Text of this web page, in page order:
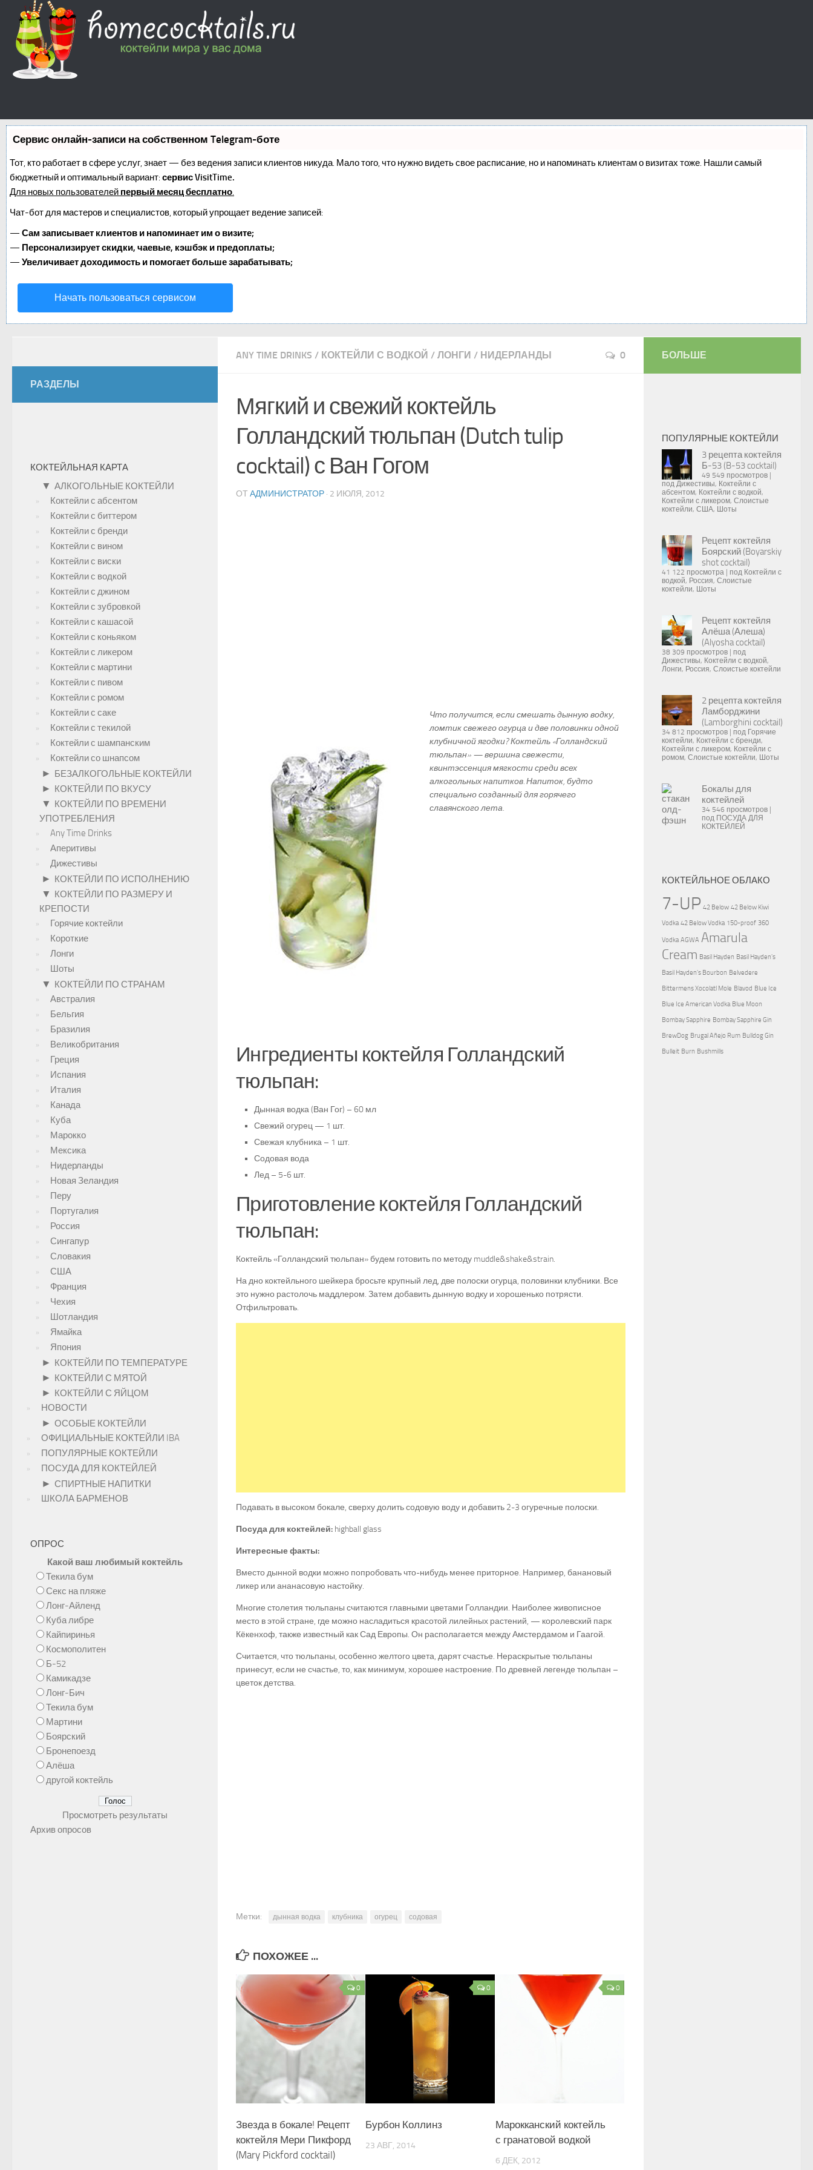
Сервис онлайн-записи на собственном Telegram-боте
Тот, кто работает в сфере услуг, знает — без ведения записи клиентов никуда. Мало того, что нужно видеть свое расписание, но и напоминать клиентам о визитах тоже. Нашли самый
бюджетный и оптимальный вариант: сервис VisitTime.
Для новых пользователей первый месяц бесплатно.
Чат-бот для мастеров и специалистов, который упрощает ведение записей:
— Сам записывает клиентов и напоминает им о визите;
— Персонализирует скидки, чаевые, кэшбэк и предоплаты;
— Увеличивает доходимость и помогает больше зарабатывать;
Начать пользоваться сервисом
ANY TIME DRINKS / КОКТЕЙЛИ С ВОДКОЙ / ЛОНГИ / НИДЕРЛАНДЫ 0
Мягкий и свежий коктейль
Голландский тюльпан (Dutch tulip
cocktail) с Ван Гогом
ОТ АДМИНИСТРАТОР · 2 ИЮЛЯ, 2012
Что получится, если смешать дынную водку,
ломтик свежего огурца и две половинки одной
клубничной ягодки? Коктейль «Голландский
тюльпан» — вершина свежести,
квинтэссенция мягкости среди всех
алкогольных напитков. Напиток, будто
специально созданный для горячего
славянского лета.
Ингредиенты коктейля Голландский
тюльпан:
Дынная водка (Ван Гог) – 60 мл
Свежий огурец — 1 шт.
Свежая клубника – 1 шт.
Содовая вода
Лед – 5-6 шт.
Приготовление коктейля Голландский
тюльпан:
Коктейль «Голландский тюльпан» будем готовить по методу muddle&shake&strain.
На дно коктейльного шейкера бросьте крупный лед, две полоски огурца, половинки клубники. Все
это нужно растолочь маддлером. Затем добавить дынную водку и хорошенько потрясти.
Отфильтровать.
Подавать в высоком бокале, сверху долить содовую воду и добавить 2-3 огуречные полоски.
Посуда для коктейлей: highball glass
Интересные факты:
Вместо дынной водки можно попробовать что-нибудь менее приторное. Например, банановый
ликер или ананасовую настойку.
Многие столетия тюльпаны считаются главными цветами Голландии. Наиболее живописное
место в этой стране, где можно насладиться красотой лилейных растений, — королевский парк
Кёкенхоф, также известный как Сад Европы. Он располагается между Амстердамом и Гаагой.
Считается, что тюльпаны, особенно желтого цвета, дарят счастье. Нераскрытые тюльпаны
принесут, если не счастье, то, как минимум, хорошее настроение. По древней легенде тюльпан –
цветок детства.
Метки: дынная водка клубника огурец содовая
ПОХОЖЕЕ ...
0
Звезда в бокале! Рецепт
коктейля Мери Пикфорд
(Mary Pickford cocktail)
0
Бурбон Коллинз
23 АВГ, 2014
0
Марокканский коктейль
с гранатовой водкой
6 ДЕК, 2012
РАЗДЕЛЫ
КОКТЕЙЛЬНАЯ КАРТА
▼ АЛКОГОЛЬНЫЕ КОКТЕЙЛИ
Коктейли с абсентом
Коктейли с биттером
Коктейли с бренди
Коктейли с вином
Коктейли с виски
Коктейли с водкой
Коктейли с джином
Коктейли с зубровкой
Коктейли с кашасой
Коктейли с коньяком
Коктейли с ликером
Коктейли с мартини
Коктейли с пивом
Коктейли с ромом
Коктейли с саке
Коктейли с текилой
Коктейли с шампанским
Коктейли со шнапсом
► БЕЗАЛКОГОЛЬНЫЕ КОКТЕЙЛИ
► КОКТЕЙЛИ ПО ВКУСУ
▼ КОКТЕЙЛИ ПО ВРЕМЕНИ
УПОТРЕБЛЕНИЯ
Any Time Drinks
Аперитивы
Дижестивы
► КОКТЕЙЛИ ПО ИСПОЛНЕНИЮ
▼ КОКТЕЙЛИ ПО РАЗМЕРУ И
КРЕПОСТИ
Горячие коктейли
Короткие
Лонги
Шоты
▼ КОКТЕЙЛИ ПО СТРАНАМ
Австралия
Бельгия
Бразилия
Великобритания
Греция
Испания
Италия
Канада
Куба
Марокко
Мексика
Нидерланды
Новая Зеландия
Перу
Португалия
Россия
Сингапур
Словакия
США
Франция
Чехия
Шотландия
Ямайка
Япония
► КОКТЕЙЛИ ПО ТЕМПЕРАТУРЕ
► КОКТЕЙЛИ С МЯТОЙ
► КОКТЕЙЛИ С ЯЙЦОМ
НОВОСТИ
► ОСОБЫЕ КОКТЕЙЛИ
ОФИЦИАЛЬНЫЕ КОКТЕЙЛИ IBA
ПОПУЛЯРНЫЕ КОКТЕЙЛИ
ПОСУДА ДЛЯ КОКТЕЙЛЕЙ
► СПИРТНЫЕ НАПИТКИ
ШКОЛА БАРМЕНОВ
ОПРОС
Какой ваш любимый коктейль
Текила бум
Секс на пляже
Лонг-Айленд
Куба либре
Кайпиринья
Космополитен
Б-52
Камикадзе
Лонг-Бич
Текила бум
Мартини
Боярский
Бронепоезд
Алёша
другой коктейль
Просмотреть результаты
Архив опросов
БОЛЬШЕ
ПОПУЛЯРНЫЕ КОКТЕЙЛИ
3 рецепта коктейля
Б-53 (B-53 cocktail)
49 549 просмотров
под Дижестивы, Коктейли с
абсентом, Коктейли с водкой,
Коктейли с ликером, Слоистые
коктейли, США, Шоты
Рецепт коктейля
Боярский (Boyarskiy
shot cocktail)
41 122 просмотра под Коктейли с
водкой, Россия, Слоистые
коктейли, Шоты
Рецепт коктейля
Алёша (Алеша)
(Alyosha cocktail)
38 309 просмотров
под
Дижестивы, Коктейли с водкой,
Лонги, Россия, Слоистые коктейли
2 рецепта коктейля
Ламборджини
(Lamborghini cocktail)
34 812 просмотров под Горячие
коктейли, Коктейли с бренди,
Коктейли с ликером, Коктейли с
ромом, Слоистые коктейли, Шоты
Бокалы для
коктейлей
34 546 просмотров
под ПОСУДА ДЛЯ
КОКТЕЙЛЕЙ
КОКТЕЙЛЬНОЕ ОБЛАКО
7-UP 42 Below 42 Below Kiwi
Vodka 42 Below Vodka 150-proof 360
Vodka AGWA Amarula
Cream Basil Hayden Basil Hayden's
Basil Hayden's Bourbon Belvedere
Bittermens Xocolatl Mole Blavod Blue Ice
Blue Ice American Vodka Blue Moon
Bombay Sapphire Bombay Sapphire Gin
BrewDog Brugal Añejo Rum Bulldog Gin
Bulleit Burn Bushmills